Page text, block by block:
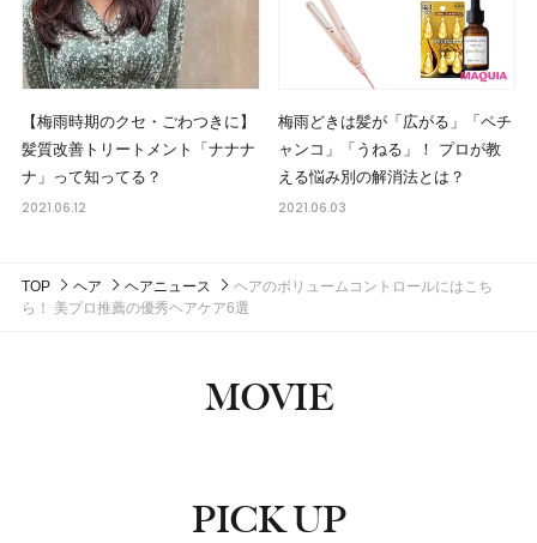
【梅雨時期のクセ・ごわつきに】
髪質改善トリートメント「ナナナ
ナ」って知ってる？
2021.06.12
梅雨どきは髪が「広がる」「ペチ
ャンコ」「うねる」！ プロが教
える悩み別の解消法とは？
2021.06.03
TOP ヘア ヘアニュース
ヘアのボリュームコントロールにはこち
ら！ 美プロ推薦の優秀ヘアケア6選
MOVIE
PICK UP